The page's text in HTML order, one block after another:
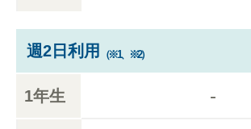
週2日利用 （※1、※2）
1年生 -